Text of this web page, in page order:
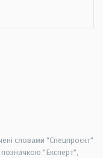
словами "Спецпроєкт"
"Експерт",